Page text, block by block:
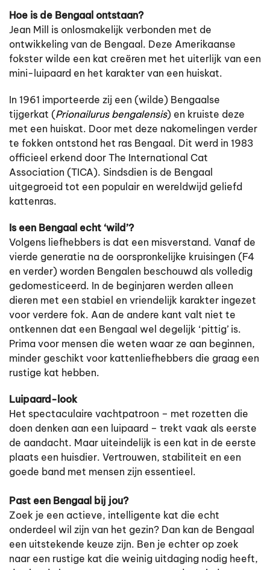
Hoe is de Bengaal ontstaan?
Jean Mill is onlosmakelijk verbonden met de
ontwikkeling van de Bengaal. Deze Amerikaanse
fokster wilde een kat creëren met het uiterlijk van een
mini-luipaard en het karakter van een huiskat.
In 1961 importeerde zij een (wilde) Bengaalse
tijgerkat (Prionailurus bengalensis) en kruiste deze
met een huiskat. Door met deze nakomelingen verder
te fokken ontstond het ras Bengaal. Dit werd in 1983
officieel erkend door The International Cat
Association (TICA). Sindsdien is de Bengaal
uitgegroeid tot een populair en wereldwijd geliefd
kattenras.
Is een Bengaal echt ‘wild’?
Volgens liefhebbers is dat een misverstand. Vanaf de
vierde generatie na de oorspronkelijke kruisingen (F4
en verder) worden Bengalen beschouwd als volledig
gedomesticeerd. In de beginjaren werden alleen
dieren met een stabiel en vriendelijk karakter ingezet
voor verdere fok. Aan de andere kant valt niet te
ontkennen dat een Bengaal wel degelijk ‘pittig’ is.
Prima voor mensen die weten waar ze aan beginnen,
minder geschikt voor kattenliefhebbers die graag een
rustige kat hebben.
Luipaard-look
Het spectaculaire vachtpatroon – met rozetten die
doen denken aan een luipaard – trekt vaak als eerste
de aandacht. Maar uiteindelijk is een kat in de eerste
plaats een huisdier. Vertrouwen, stabiliteit en een
goede band met mensen zijn essentieel.
Past een Bengaal bij jou?
Zoek je een actieve, intelligente kat die echt
onderdeel wil zijn van het gezin? Dan kan de Bengaal
een uitstekende keuze zijn. Ben je echter op zoek
naar een rustige kat die weinig uitdaging nodig heeft,